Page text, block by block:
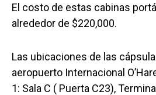
El costo de estas cabinas
alrededor de $220,000.
Las ubicaciones de las
aeropuerto Internacional
1: Sala C ( Puerta C23),